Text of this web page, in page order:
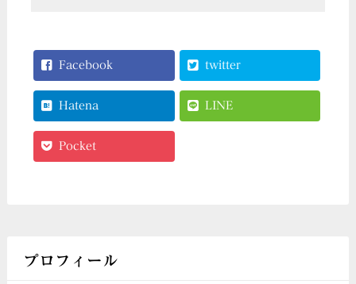
Facebook twitter
Hatena LINE
Pocket
プロフィール